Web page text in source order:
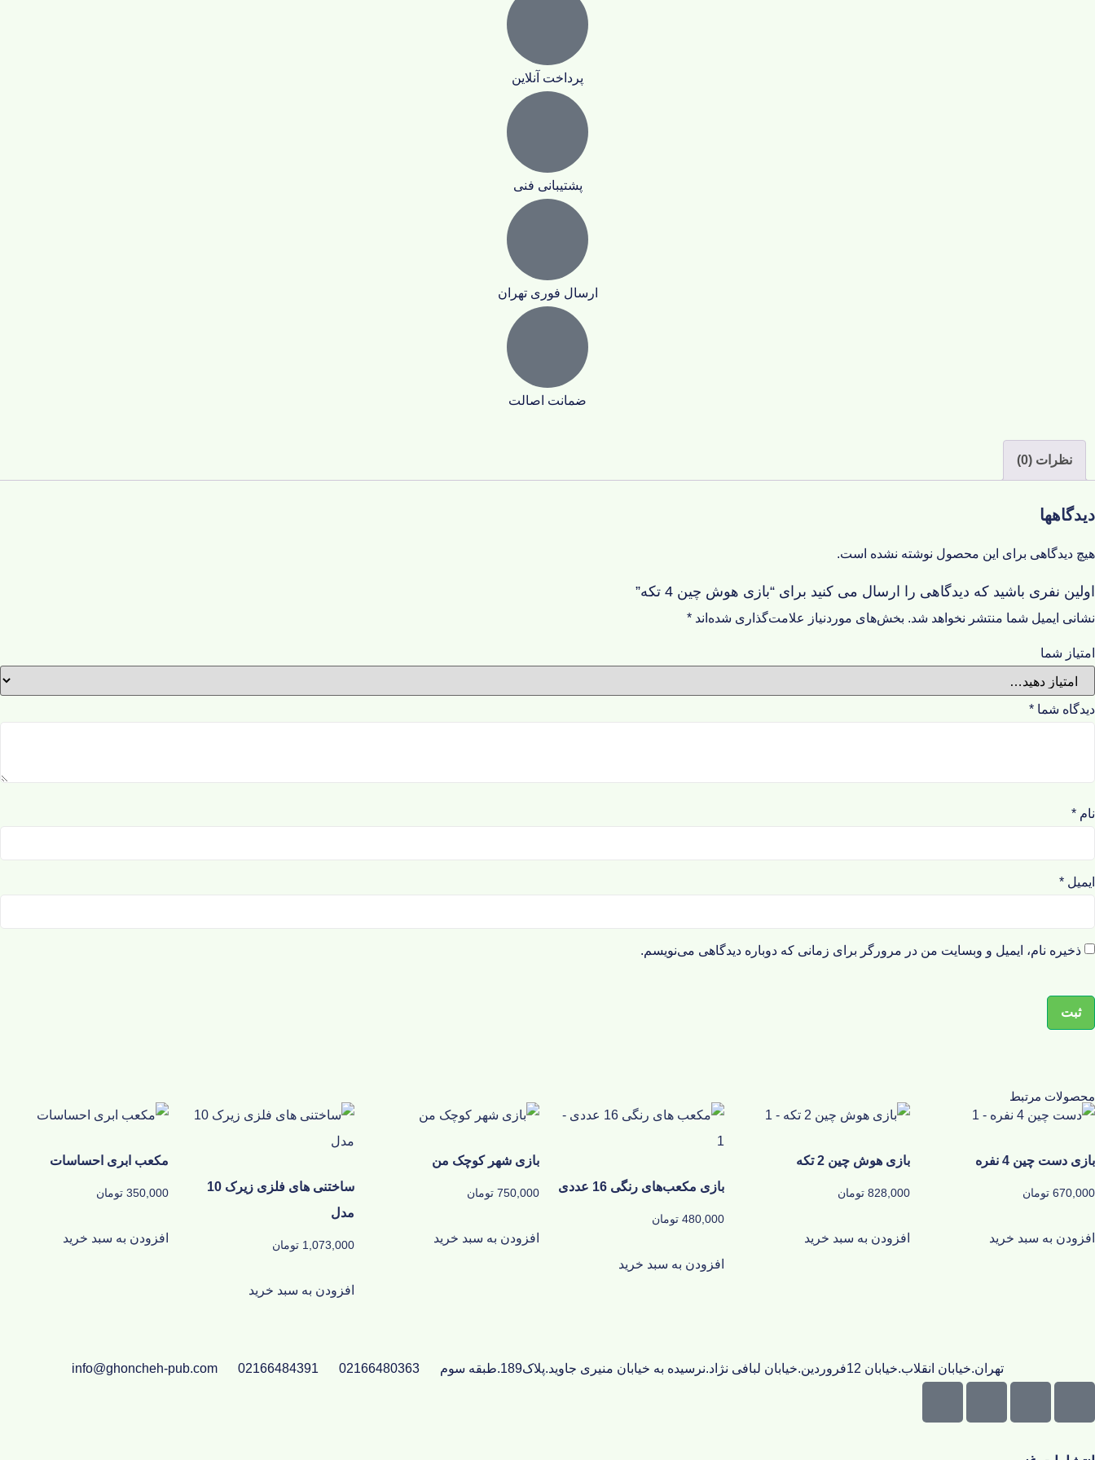
پرداخت آنلاین
پشتیبانی فنی
ارسال فوری تهران
ضمانت اصالت
نظرات (0)
دیدگاهها
هیچ دیدگاهی برای این محصول نوشته نشده است.
اولین نفری باشید که دیدگاهی را ارسال می کنید برای “بازی هوش چین 4 تکه”
نشانی ایمیل شما منتشر نخواهد شد. بخش‌های موردنیاز علامت‌گذاری شده‌اند *
امتیاز شما
دیدگاه شما *
نام *
ایمیل *
ذخیره نام، ایمیل و وبسایت من در مرورگر برای زمانی که دوباره دیدگاهی می‌نویسم.
محصولات مرتبط
بازی دست چین 4 نفره
670,000 تومان
افزودن به سبد خرید
بازی هوش چین 2 تکه
828,000 تومان
افزودن به سبد خرید
بازی مکعب‌های رنگی 16 عددی
480,000 تومان
افزودن به سبد خرید
بازی شهر کوچک من
750,000 تومان
افزودن به سبد خرید
ساختنی های فلزی زیرک 10
مدل
1,073,000 تومان
افزودن به سبد خرید
مکعب ابری احساسات
350,000 تومان
افزودن به سبد خرید
تهران.خیابان انقلاب.خیابان 12فروردین.خیابان لبافی نژاد.نرسیده به خیابان منیری جاوید.پلاک189.طبقه سوم 02166480363
02166484391
info@ghoncheh-pub.com